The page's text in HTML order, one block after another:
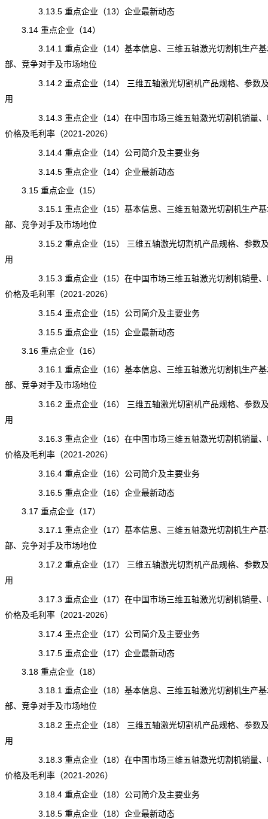
3.13.5 重点企业（13）企业最新动态
3.14 重点企业（14）
3.14.1 重点企业（14）基本信息、三维五轴激光切割机生产基
部、竞争对手及市场地位
3.14.2 重点企业（14） 三维五轴激光切割机产品规格、参数及
用
3.14.3 重点企业（14）在中国市场三维五轴激光切割机销量、
价格及毛利率（2021-2026）
3.14.4 重点企业（14）公司简介及主要业务
3.14.5 重点企业（14）企业最新动态
3.15 重点企业（15）
3.15.1 重点企业（15）基本信息、三维五轴激光切割机生产基
部、竞争对手及市场地位
3.15.2 重点企业（15） 三维五轴激光切割机产品规格、参数及
用
3.15.3 重点企业（15）在中国市场三维五轴激光切割机销量、
价格及毛利率（2021-2026）
3.15.4 重点企业（15）公司简介及主要业务
3.15.5 重点企业（15）企业最新动态
3.16 重点企业（16）
3.16.1 重点企业（16）基本信息、三维五轴激光切割机生产基
部、竞争对手及市场地位
3.16.2 重点企业（16） 三维五轴激光切割机产品规格、参数及
用
3.16.3 重点企业（16）在中国市场三维五轴激光切割机销量、
价格及毛利率（2021-2026）
3.16.4 重点企业（16）公司简介及主要业务
3.16.5 重点企业（16）企业最新动态
3.17 重点企业（17）
3.17.1 重点企业（17）基本信息、三维五轴激光切割机生产基
部、竞争对手及市场地位
3.17.2 重点企业（17） 三维五轴激光切割机产品规格、参数及
用
3.17.3 重点企业（17）在中国市场三维五轴激光切割机销量、
价格及毛利率（2021-2026）
3.17.4 重点企业（17）公司简介及主要业务
3.17.5 重点企业（17）企业最新动态
3.18 重点企业（18）
3.18.1 重点企业（18）基本信息、三维五轴激光切割机生产基
部、竞争对手及市场地位
3.18.2 重点企业（18） 三维五轴激光切割机产品规格、参数及
用
3.18.3 重点企业（18）在中国市场三维五轴激光切割机销量、
价格及毛利率（2021-2026）
3.18.4 重点企业（18）公司简介及主要业务
3.18.5 重点企业（18）企业最新动态